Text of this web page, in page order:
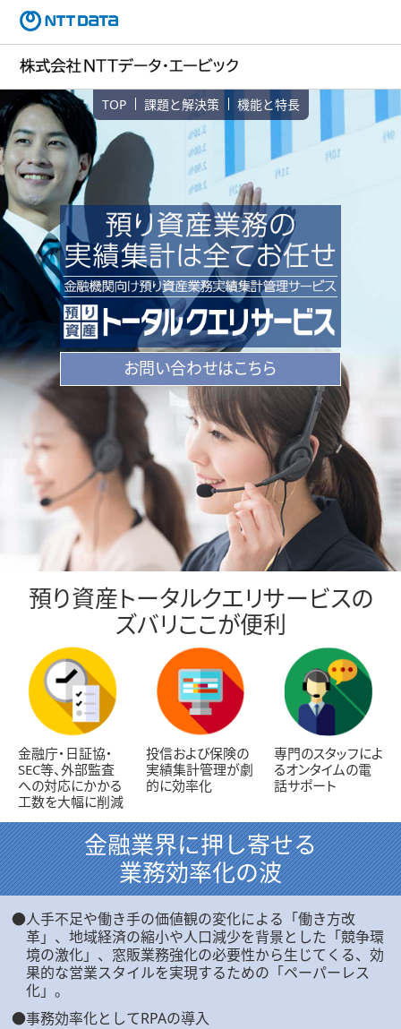
TOP 課題と解決策 機能と特長
お問い合わせはこちら
預り資産トータルクエリサービスの
ズバリここが便利
金融庁・日証協・
SEC等、外部監査
への対応にかかる
工数を大幅に削減
投信および保険の
実績集計管理が劇
的に効率化
専門のスタッフによ
るオンタイムの電
話サポート
金融業界に押し寄せる
業務効率化の波
人手不足や働き手の価値観の変化による「働き方改
革」、地域経済の縮小や人口減少を背景とした「競争環
境の激化」、窓販業務強化の必要性から生じてくる、効
果的な営業スタイルを実現するための「ペーパーレス
化」。
事務効率化としてRPAの導入